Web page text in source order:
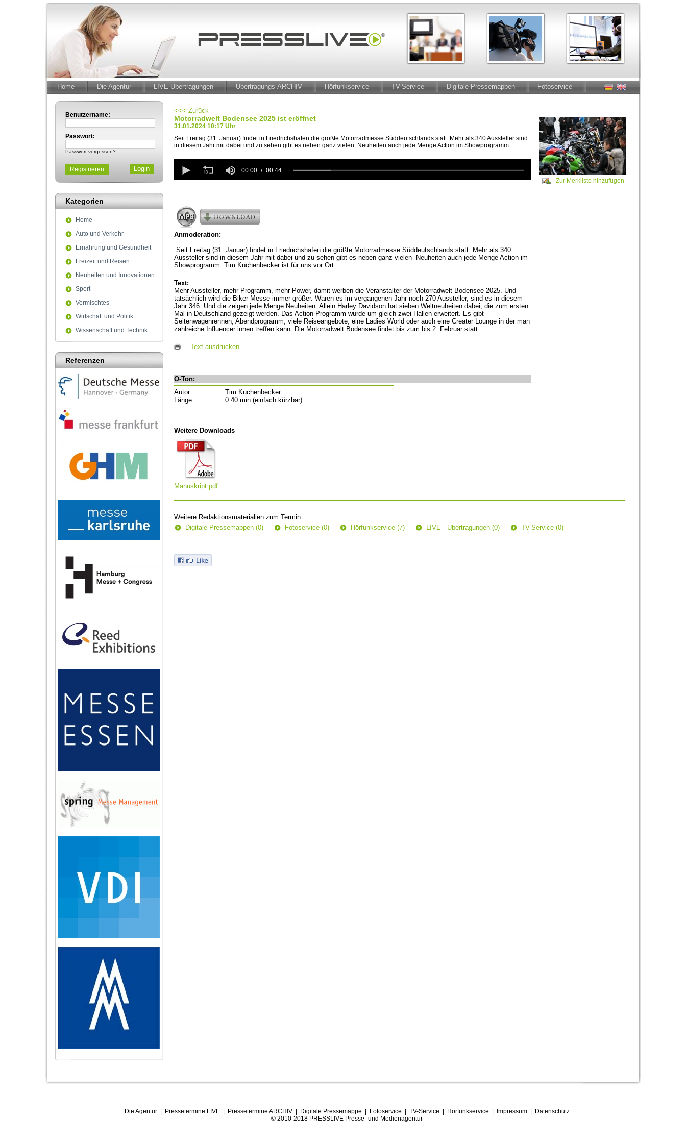
Home Die Agentur LIVE-Übertragungen Übertragungs-ARCHIV Hörfunkservice TV-Service Digitale Pressemappen Fotoservice
Benutzername:
Passwort:
Passwort vergessen?
Registrieren
Kategorien
Home
Auto und Verkehr
Ernährung und Gesundheit
Freizeit und Reisen
Neuheiten und Innovationen
Sport
Vermischtes
Wirtschaft und Politik
Wissenschaft und Technik
Referenzen
<<< Zurück
Motorradwelt Bodensee 2025 ist eröffnet
31.01.2024 10:17 Uhr
Seit Freitag (31. Januar) findet in Friedrichshafen die größte Motorradmesse Süddeutschlands statt. Mehr als 340 Aussteller sind
in diesem Jahr mit dabei und zu sehen gibt es neben ganz vielen Neuheiten auch jede Menge Action im Showprogramm.
seconds
of
00:00
00:44
Zur Merkliste hinzufügen
Anmoderation:
Seit Freitag (31. Januar) findet in Friedrichshafen die größte Motorradmesse Süddeutschlands statt. Mehr als 340
Aussteller sind in diesem Jahr mit dabei und zu sehen gibt es neben ganz vielen Neuheiten auch jede Menge Action im
Showprogramm. Tim Kuchenbecker ist für uns vor Ort.
Text:
Mehr Aussteller, mehr Programm, mehr Power, damit werben die Veranstalter der Motorradwelt Bodensee 2025. Und
tatsächlich wird die Biker-Messe immer größer. Waren es im vergangenen Jahr noch 270 Aussteller, sind es in diesem
Jahr 346. Und die zeigen jede Menge Neuheiten. Allein Harley Davidson hat sieben Weltneuheiten dabei, die zum ersten
Mal in Deutschland gezeigt werden. Das Action-Programm wurde um gleich zwei Hallen erweitert. Es gibt
Seitenwagenrennen, Abendprogramm, viele Reiseangebote, eine Ladies World oder auch eine Creater Lounge in der man
zahlreiche Influencer:innen treffen kann. Die Motorradwelt Bodensee findet bis zum bis 2. Februar statt.
Text ausdrucken
O-Ton:
Autor:
Tim Kuchenbecker
Länge:
0:40 min (einfach kürzbar)
Weitere Downloads
Manuskript.pdf
Weitere Redaktionsmaterialien zum Termin
Digitale Pressemappen (0)
Fotoservice (0) Hörfunkservice (7) LIVE - Übertragungen (0) TV-Service (0)
Die Agentur| Pressetermine LIVE| Pressetermine ARCHIV| Digitale Pressemappe Fotoservice TV-Service Hörfunkservice Impressum| Datenschutz
© 2010-2018 PRESSLIVE Presse- und Medienagentur